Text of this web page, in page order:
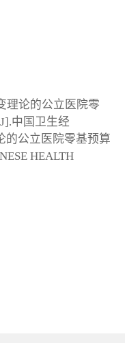
理论的公立医院零
中国卫生经
的公立医院零基预算
HEALTH